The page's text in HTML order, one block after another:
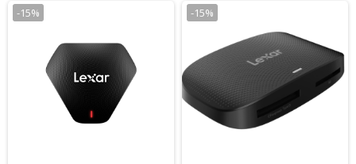
-15% -15%